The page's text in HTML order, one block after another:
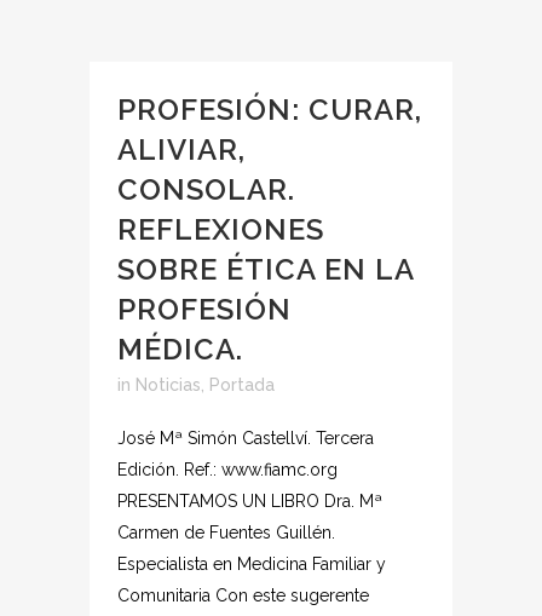
PROFESIÓN: CURAR,
ALIVIAR,
CONSOLAR.
REFLEXIONES
SOBRE ÉTICA EN LA
PROFESIÓN
MÉDICA.
in Noticias Portada
José Mª Simón Castellví. Tercera
Edición. Ref.: www.fiamc.org
PRESENTAMOS UN LIBRO Dra. Mª
Carmen de Fuentes Guillén.
Especialista en Medicina Familiar y
Comunitaria Con este sugerente